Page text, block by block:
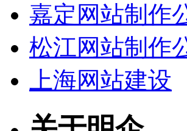
嘉定网站制作
松江网站制作
上海网站建设